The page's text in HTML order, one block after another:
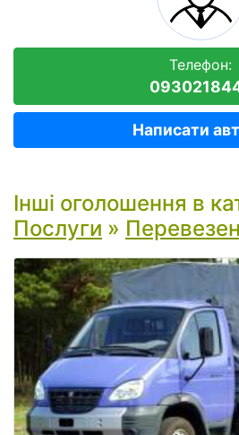
Телефон:
Написати
Інші оголошення в
Послуги »